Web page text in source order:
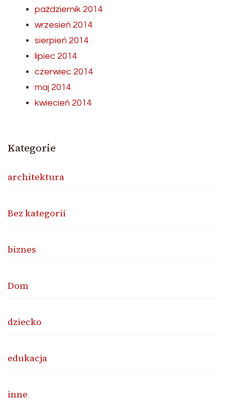
październik 2014
wrzesień 2014
sierpień 2014
lipiec 2014
czerwiec 2014
maj 2014
kwiecień 2014
Kategorie
architektura
Bez kategorii
biznes
Dom
dziecko
edukacja
inne